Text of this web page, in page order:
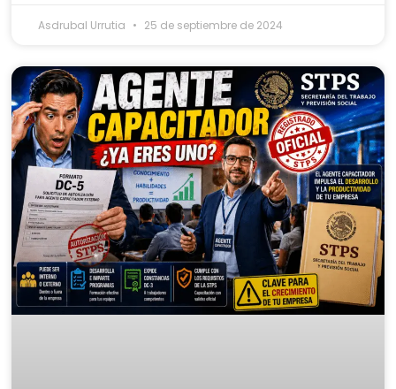
Asdrubal Urrutia 25 de septiembre de 2024